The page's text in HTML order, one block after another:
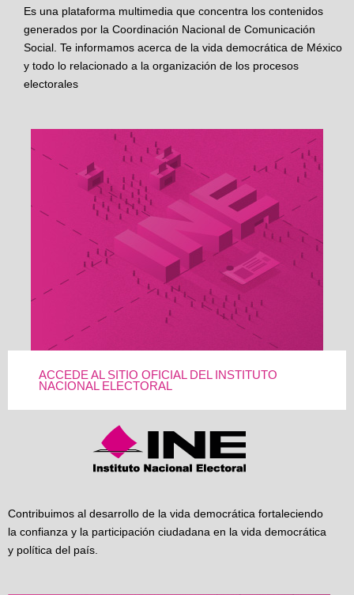
Es una plataforma multimedia que concentra los contenidos
generados por la Coordinación Nacional de Comunicación
Social. Te informamos acerca de la vida democrática de México
y todo lo relacionado a la organización de los procesos
electorales
ACCEDE AL SITIO OFICIAL DEL INSTITUTO
NACIONAL ELECTORAL
Contribuimos al desarrollo de la vida democrática fortaleciendo
la confianza y la participación ciudadana en la vida democrática
y política del país.